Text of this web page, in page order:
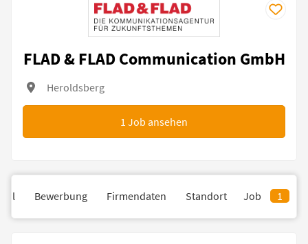
FLAD & FLAD Communication GmbH
Heroldsberg
1 Job ansehen
Bewerbung Firmendaten Standort Job 1